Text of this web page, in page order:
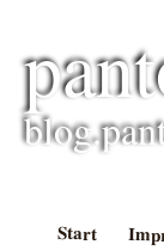
Start